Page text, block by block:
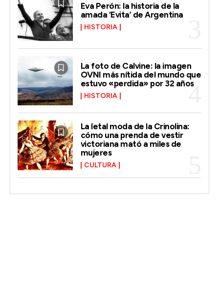
Eva Perón: la historia de la
amada ‘Evita’ de Argentina
HISTORIA
La foto de Calvine: la imagen
OVNI más nítida del mundo que
estuvo «perdida» por 32 años
HISTORIA
La letal moda de la Crinolina:
cómo una prenda de vestir
victoriana mató a miles de
mujeres
CULTURA